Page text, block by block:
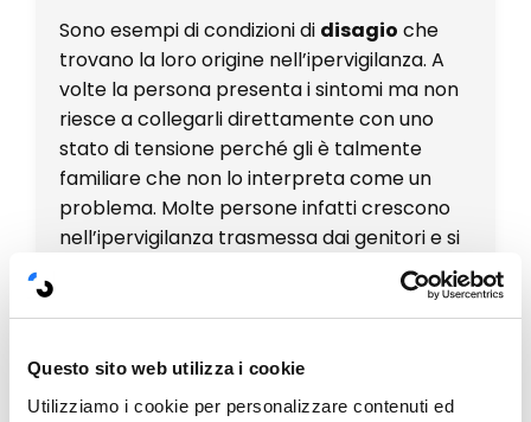
Questo sito web utilizza i cookie
Utilizziamo i cookie per personalizzare contenuti ed
Sono esempi di condizioni di disagio che
trovano la loro origine nell’ipervigilanza. A
volte la persona presenta i sintomi ma non
riesce a collegarli direttamente con uno
stato di tensione perché gli è talmente
familiare che non lo interpreta come un
problema. Molte persone infatti crescono
nell’ipervigilanza trasmessa dai genitori e si
assestano su questa modalità di vita. Ma
non dobbiamo per forza accettare di
rimanere sotto stress e in ipervigilanza.
Leggi anche:Ansia e stress: i sintomi da non
sottovalutare, differenze e rimedi.